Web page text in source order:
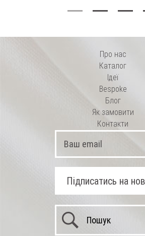
Про нас
Каталог
Ідеї
Bespoke
Блог
Як замовити
Контакти